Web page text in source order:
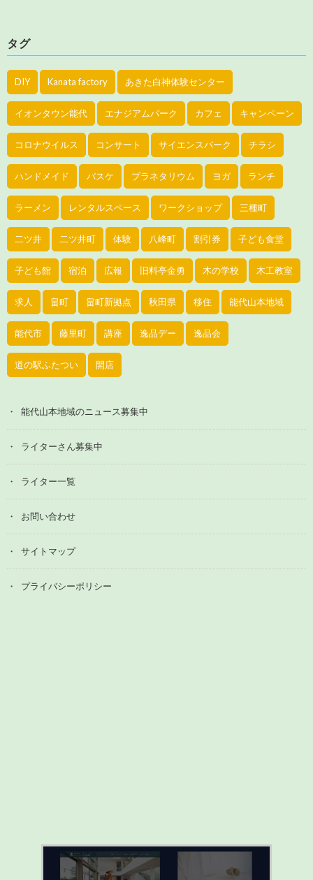
タグ
DIY Kanata factory あきた白神体験センター
イオンタウン能代 エナジアムパーク カフェ キャンペーン
コロナウイルス コンサート サイエンスパーク チラシ
ハンドメイド バスケ プラネタリウム ヨガ ランチ
ラーメン レンタルスペース ワークショップ 三種町
二ツ井 二ツ井町 体験 八峰町 割引券 子ども食堂
子ども館 宿泊 広報 旧料亭金勇 木の学校 木工教室
求人 畠町 畠町新拠点 秋田県 移住 能代山本地域
能代市 藤里町 講座 逸品デー 逸品会
道の駅ふたつい 開店
能代山本地域のニュース募集中
ライターさん募集中
ライター一覧
お問い合わせ
サイトマップ
プライバシーポリシー